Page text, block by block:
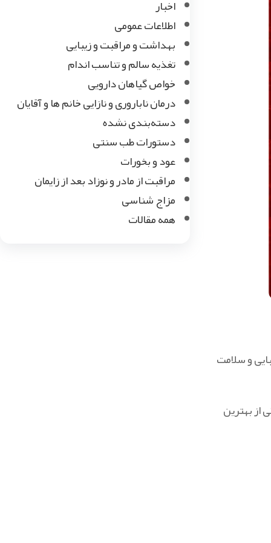
و سلامت
بهترین
اخبار
اطلاعات عمومی
بهداشت و مراقبت و زیبایی
تغذیه سالم و تناسب اندام
خواص گیاهان دارویی
درمان ناباروری و نازایی خانم ها و آقایان
دسته‌بندی نشده
دستورات طب سنتی
عود و بخورات
مراقبت از مادر و نوزاد بعد از زایمان
مزاج شناسی
همه مقالات